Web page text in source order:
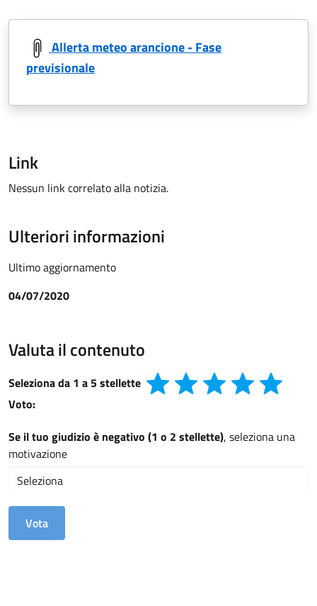
Allerta meteo arancione - Fase
previsionale
Link
Nessun link correlato alla notizia.
Ulteriori informazioni
Ultimo aggiornamento
04/07/2020
Valuta il contenuto
Seleziona da 1 a 5 stellette
Voto:
Se il tuo giudizio è negativo (1 o 2 stellette), seleziona una
motivazione